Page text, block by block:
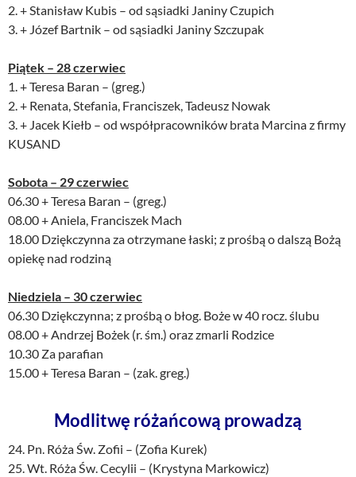
2. + Stanisław Kubis – od sąsiadki Janiny Czupich
3. + Józef Bartnik – od sąsiadki Janiny Szczupak
Piątek – 28 czerwiec
1. + Teresa Baran – (greg.)
2. + Renata, Stefania, Franciszek, Tadeusz Nowak
3. + Jacek Kiełb – od współpracowników brata Marcina z firmy
KUSAND
Sobota – 29 czerwiec
06.30 + Teresa Baran – (greg.)
08.00 + Aniela, Franciszek Mach
18.00 Dziękczynna za otrzymane łaski; z prośbą o dalszą Bożą
opiekę nad rodziną
Niedziela – 30 czerwiec
06.30 Dziękczynna; z prośbą o błog. Boże w 40 rocz. ślubu
08.00 + Andrzej Bożek (r. śm.) oraz zmarli Rodzice
10.30 Za parafian
15.00 + Teresa Baran – (zak. greg.)
Modlitwę różańcową prowadzą
24. Pn. Róża Św. Zofii – (Zofia Kurek)
25. Wt. Róża Św. Cecylii – (Krystyna Markowicz)